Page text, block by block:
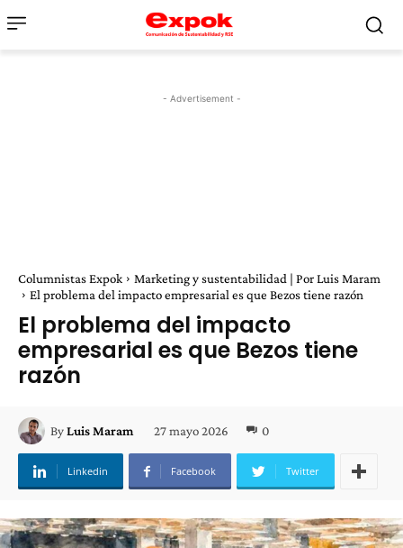
- Advertisement -
Columnistas Expok
Marketing y sustentabilidad | Por Luis Maram
El problema del impacto empresarial es que Bezos tiene razón
El problema del impacto
empresarial es que Bezos tiene
razón
ByLuis Maram 27 mayo 2026 0
Linkedin Facebook Twitter